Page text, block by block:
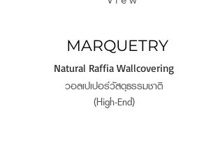
MARQUETRY
Natural Raffia Wallcovering
วอลเปเปอร์วัสดุธรรมชาติ
(High-End)